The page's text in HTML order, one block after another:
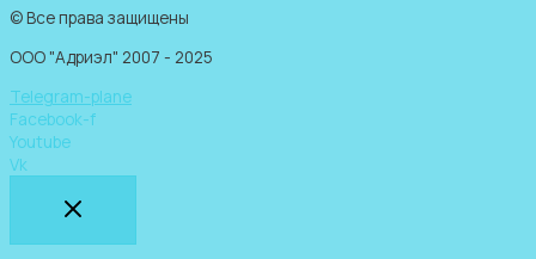
© Все права защищены
ООО "Адриэл" 2007 - 2025
Telegram-plane
Facebook-f
Youtube
Vk